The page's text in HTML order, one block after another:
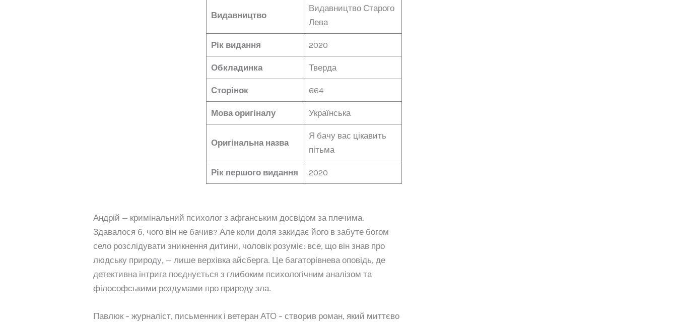
Видавництво
Видавництво Старого
Лева
Рік видання 2020
Обкладинка Тверда
Сторінок 664
Мова оригіналу Українська
Оригінальна назва
Я бачу вас цікавить
пітьма
Рік першого видання 2020
Андрій — кримінальний психолог з афганським досвідом за плечима.
Здавалося б, чого він не бачив? Але коли доля закидає його в забуте богом
село розслідувати зникнення дитини, чоловік розуміє: все, що він знав про
людську природу, — лише верхівка айсберга. Це багаторівнева оповідь, де
детективна інтрига поєднується з глибоким психологічним аналізом та
філософськими роздумами про природу зла.
Павлюк – журналіст, письменник і ветеран АТО – створив роман, який миттєво